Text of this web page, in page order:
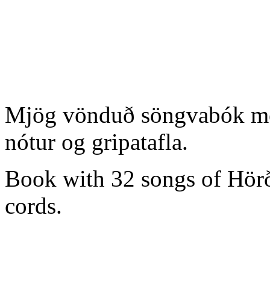
Mjög vönduð söngvabók
nótur og gripatafla.
Book with 32 songs of
cords.